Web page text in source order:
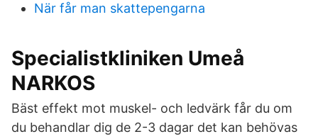
När får man skattepengarna
Specialistkliniken Umeå
NARKOS
Bäst effekt mot muskel- och ledvärk får du om
du behandlar dig de 2-3 dagar det kan behövas